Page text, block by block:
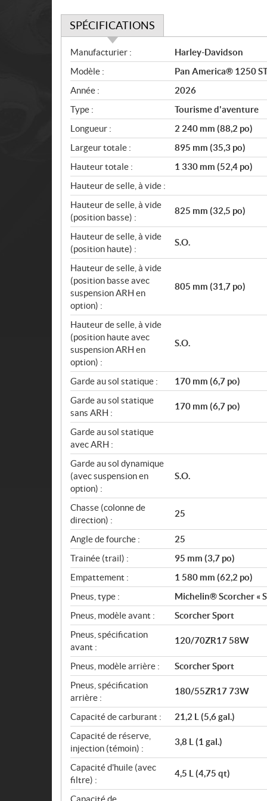
SPÉCIFICATIONS
S
p
é
c
i
f
i
c
a
t
i
o
n
s
Manufacturier :
Harley-Davidson
Modèle :
Pan America® 1250
Année :
2026
Type :
Tourisme d'aventure
Longueur :
2 240 mm (88,2 po)
Largeur totale :
895 mm (35,3 po)
Hauteur totale :
1 330 mm (52,4 po)
Hauteur de selle, à vide :
Hauteur de selle, à vide
(position basse) :
825 mm (32,5 po)
Hauteur de selle, à vide
(position haute) :
S.O.
Hauteur de selle, à vide
(position basse avec
suspension ARH en
option) :
805 mm (31,7 po)
Hauteur de selle, à vide
(position haute avec
suspension ARH en
option) :
S.O.
Garde au sol statique :
170 mm (6,7 po)
Garde au sol statique
sans ARH :
170 mm (6,7 po)
Garde au sol statique
avec ARH :
Garde au sol dynamique
(avec suspension en
option) :
S.O.
Chasse (colonne de
direction) :
25
Angle de fourche :
25
Trainée (trail) :
95 mm (3,7 po)
Empattement :
1 580 mm (62,2 po)
Pneus, type :
Michelin® Scorcher «
Pneus, modèle avant :
Scorcher Sport
Pneus, spécification
avant :
120/70ZR17 58W
Pneus, modèle arrière :
Scorcher Sport
Pneus, spécification
arrière :
180/55ZR17 73W
Capacité de carburant :
21,2 L (5,6 gal.)
Capacité de réserve,
injection (témoin) :
3,8 L (1 gal.)
Capacité d'huile (avec
filtre) :
4,5 L (4,75 qt)
Capacité de